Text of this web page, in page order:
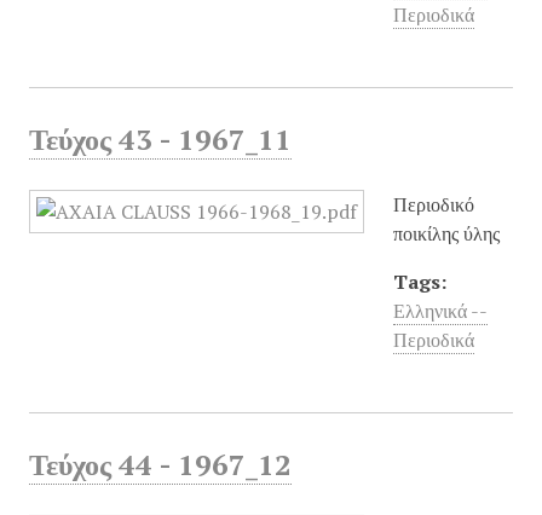
Περιοδικά
Τεύχος 43 - 1967_11
Περιοδικό
ποικίλης ύλης
Tags:
Ελληνικά --
Περιοδικά
Τεύχος 44 - 1967_12